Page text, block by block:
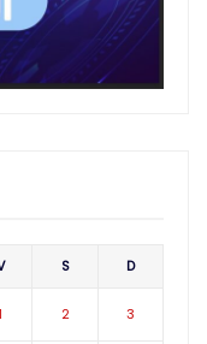
S D
2 3